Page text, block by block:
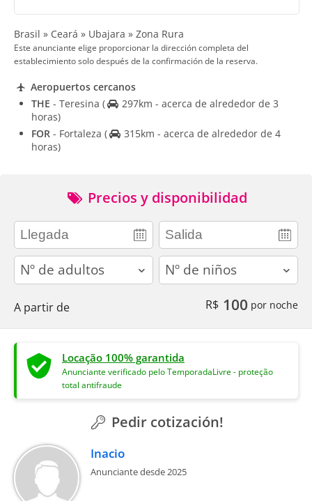
Brasil » Ceará » Ubajara » Zona Rura
Este anunciante elige proporcionar la dirección completa del
establecimiento solo después de la confirmación de la reserva.
Aeropuertos cercanos
THE - Teresina (
297km - acerca de alrededor de 3
horas)
FOR - Fortaleza (
315km - acerca de alrededor de 4
horas)
Precios y disponibilidad
adults children
A partir de R$ 100 por noche
Locação 100% garantida
Anunciante verificado pelo TemporadaLivre - proteção
total antifraude
Pedir cotización!
Inacio
Anunciante desde 2025